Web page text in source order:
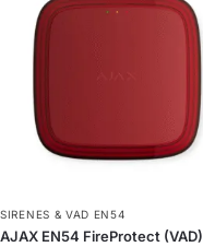
SIRENES & VAD EN54
AJAX EN54 FireProtect (VAD)